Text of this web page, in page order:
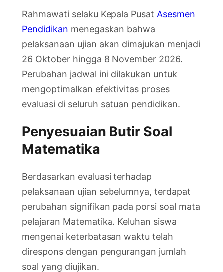
Rahmawati selaku Kepala Pusat Asesmen
Pendidikan menegaskan bahwa
pelaksanaan ujian akan dimajukan menjadi
26 Oktober hingga 8 November 2026.
Perubahan jadwal ini dilakukan untuk
mengoptimalkan efektivitas proses
evaluasi di seluruh satuan pendidikan.
Penyesuaian Butir Soal
Matematika
Berdasarkan evaluasi terhadap
pelaksanaan ujian sebelumnya, terdapat
perubahan signifikan pada porsi soal mata
pelajaran Matematika. Keluhan siswa
mengenai keterbatasan waktu telah
direspons dengan pengurangan jumlah
soal yang diujikan.